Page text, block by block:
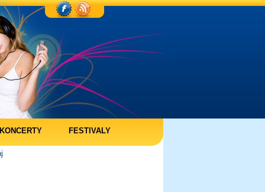
KONCERTY FESTIVALY